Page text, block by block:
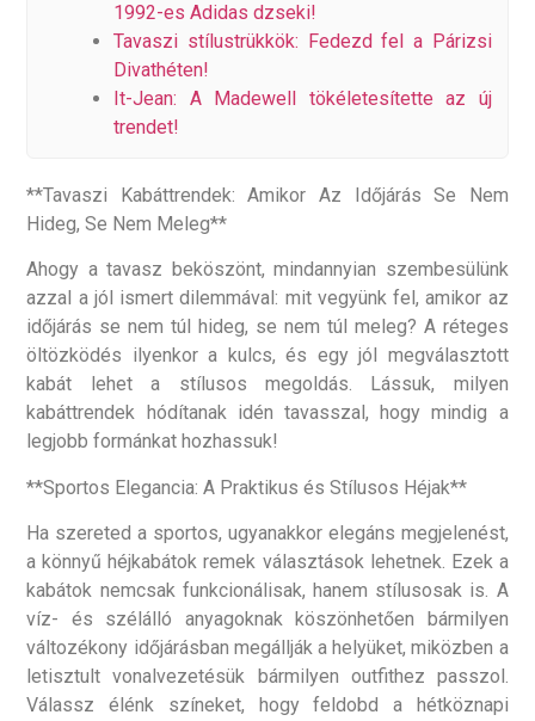
1992-es Adidas dzseki!
Tavaszi stílustrükkök: Fedezd fel a Párizsi
Divathéten!
It-Jean: A Madewell tökéletesítette az új
trendet!
**Tavaszi Kabáttrendek: Amikor Az Időjárás Se Nem
Hideg, Se Nem Meleg**
Ahogy a tavasz beköszönt, mindannyian szembesülünk
azzal a jól ismert dilemmával: mit vegyünk fel, amikor az
időjárás se nem túl hideg, se nem túl meleg? A réteges
öltözködés ilyenkor a kulcs, és egy jól megválasztott
kabát lehet a stílusos megoldás. Lássuk, milyen
kabáttrendek hódítanak idén tavasszal, hogy mindig a
legjobb formánkat hozhassuk!
**Sportos Elegancia: A Praktikus és Stílusos Héjak**
Ha szereted a sportos, ugyanakkor elegáns megjelenést,
a könnyű héjkabátok remek választások lehetnek. Ezek a
kabátok nemcsak funkcionálisak, hanem stílusosak is. A
víz- és szélálló anyagoknak köszönhetően bármilyen
változékony időjárásban megállják a helyüket, miközben a
letisztult vonalvezetésük bármilyen outfithez passzol.
Válassz élénk színeket, hogy feldobd a hétköznapi